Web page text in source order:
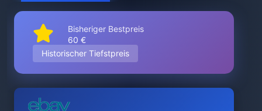
Bisheriger Bestpreis
60 €
Historischer Tiefstpreis